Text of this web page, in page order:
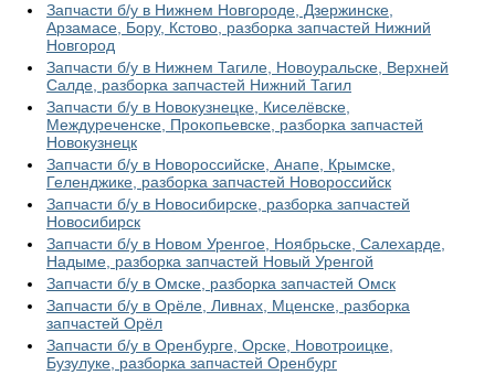
Запчасти б/у в Нижнем Новгороде, Дзержинске,
Арзамасе, Бору, Кстово, разборка запчастей Нижний
Новгород
Запчасти б/у в Нижнем Тагиле, Новоуральске, Верхней
Салде, разборка запчастей Нижний Тагил
Запчасти б/у в Новокузнецке, Киселёвске,
Междуреченске, Прокопьевске, разборка запчастей
Новокузнецк
Запчасти б/у в Новороссийске, Анапе, Крымске,
Геленджике, разборка запчастей Новороссийск
Запчасти б/у в Новосибирске, разборка запчастей
Новосибирск
Запчасти б/у в Новом Уренгое, Ноябрьске, Салехарде,
Надыме, разборка запчастей Новый Уренгой
Запчасти б/у в Омске, разборка запчастей Омск
Запчасти б/у в Орёле, Ливнах, Мценске, разборка
запчастей Орёл
Запчасти б/у в Оренбурге, Орске, Новотроицке,
Бузулуке, разборка запчастей Оренбург